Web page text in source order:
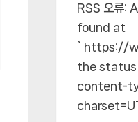
RSS 오류:
found at
`https://
the
content-